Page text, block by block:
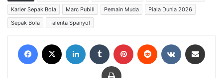
Karier Sepak Bola
Marc Pubill Pemain Muda
Piala Dunia 2026
Sepak Bola
Talenta Spanyol
Print